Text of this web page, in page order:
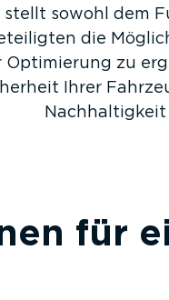
sowohl dem
die
Optimierung zu
Ihrer
für